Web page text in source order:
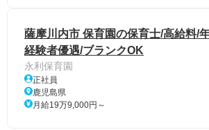
薩摩川内市 保育園の保育士/高給料/
経験者優遇/ブランクOK
永利保育園
正社員
鹿児島県
月給19万9,000円～